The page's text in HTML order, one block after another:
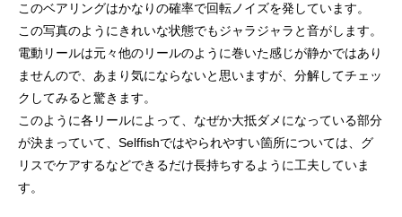
シマノ バンタム1000SGの1年点検
2025.02.26
ダイワ スパルタン
2024.10.31
このベアリングはかなりの確率で回転ノイズを発しています。
この写真のようにきれいな状態でもジャラジャラと音がします。
電動リールは元々他のリールのように巻いた感じが静かではあり
ませんので、あまり気にならないと思いますが、分解してチェッ
クしてみると驚きます。
このように各リールによって、なぜか大抵ダメになっている部分
が決まっていて、Selffishではやられやすい箇所については、グ
リスでケアするなどできるだけ長持ちするように工夫していま
す。